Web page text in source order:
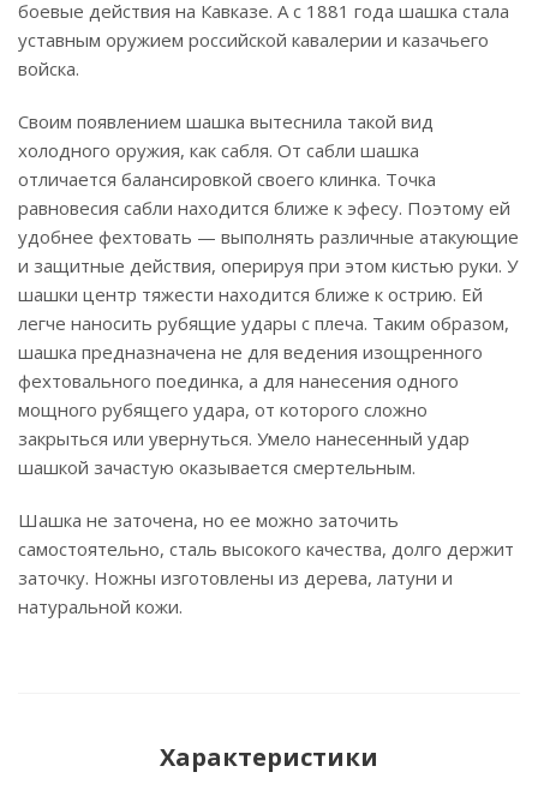
боевые действия на Кавказе. А с 1881 года шашка стала
уставным оружием российской кавалерии и казачьего
войска.
Своим появлением шашка вытеснила такой вид
холодного оружия, как сабля. От сабли шашка
отличается балансировкой своего клинка. Точка
равновесия сабли находится ближе к эфесу. Поэтому ей
удобнее фехтовать — выполнять различные атакующие
и защитные действия, оперируя при этом кистью руки. У
шашки центр тяжести находится ближе к острию. Ей
легче наносить рубящие удары с плеча. Таким образом,
шашка предназначена не для ведения изощренного
фехтовального поединка, а для нанесения одного
мощного рубящего удара, от которого сложно
закрыться или увернуться. Умело нанесенный удар
шашкой зачастую оказывается смертельным.
Шашка не заточена, но ее можно заточить
самостоятельно, сталь высокого качества, долго держит
заточку. Ножны изготовлены из дерева, латуни и
натуральной кожи.
Характеристики